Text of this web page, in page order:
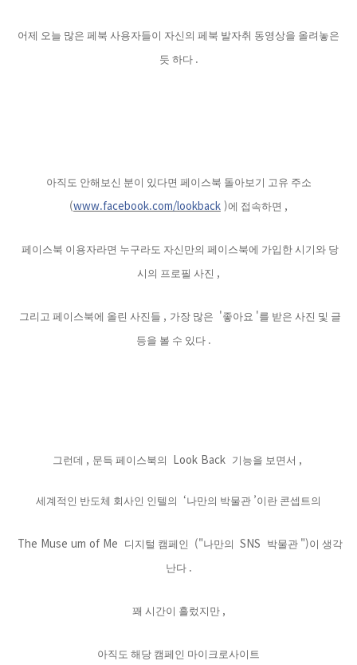
어제 오늘 많은 페북 사용자들이 자신의 페북 발자취 동영상을 올려놓은
듯 하다 .
아직도 안해보신 분이 있다면 페이스북 돌아보기 고유 주소
(www.facebook.com/lookback )에 접속하면 ,
페이스북 이용자라면 누구라도 자신만의 페이스북에 가입한 시기와 당
시의 프로필 사진 ,
그리고 페이스북에 올린 사진들 , 가장 많은 '좋아요 '를 받은 사진 및 글
등을 볼 수 있다 .
그런데 , 문득 페이스북의 Look Back 기능을 보면서 ,
세계적인 반도체 회사인 인텔의 ‘나만의 박물관 ’이란 콘셉트의
The Muse um of Me 디지털 캠페인 ("나만의 SNS 박물관 ")이 생각
난다 .
꽤 시간이 흘렀지만 ,
아직도 해당 캠페인 마이크로사이트